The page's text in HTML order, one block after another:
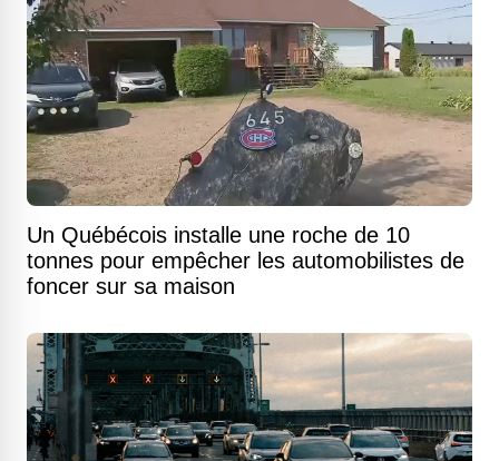
Un Québécois installe une roche de 10
tonnes pour empêcher les automobilistes de
foncer sur sa maison